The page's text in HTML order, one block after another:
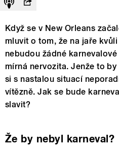
Když se v New Orleans
mluvit o tom, že na jaře
nebudou žádné
mírná nervozita. Jenže to
si s nastalou situací
vítězně. Jak se bude
slavit?
Že by nebyl karneval?